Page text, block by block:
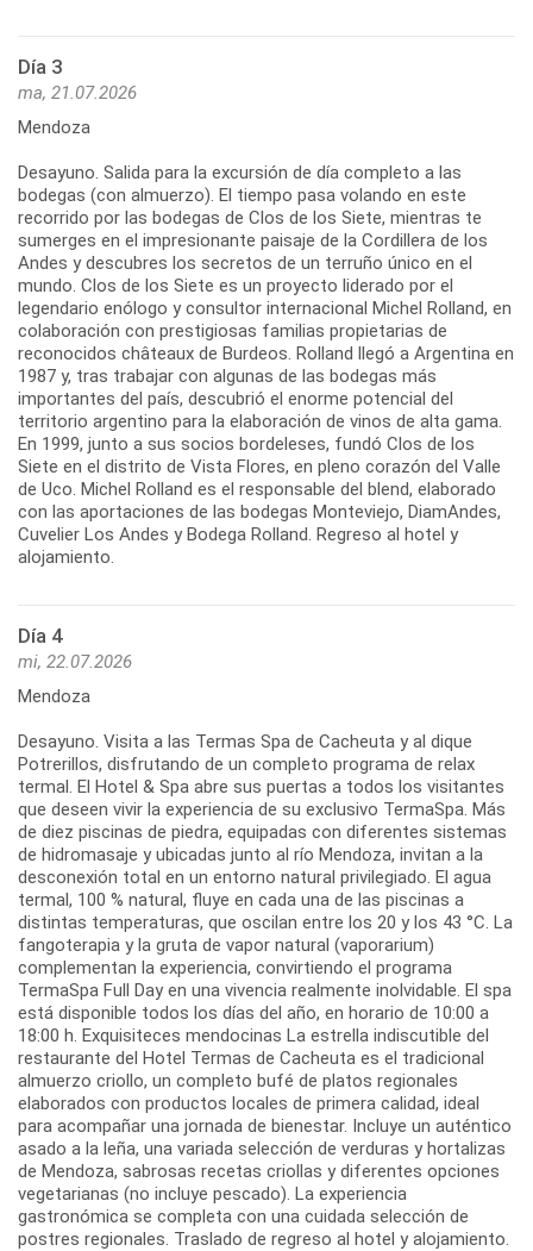
Día 3
ma, 21.07.2026
Mendoza
Desayuno. Salida para la excursión de día completo a las
bodegas (con almuerzo). El tiempo pasa volando en este
recorrido por las bodegas de Clos de los Siete, mientras te
sumerges en el impresionante paisaje de la Cordillera de los
Andes y descubres los secretos de un terruño único en el
mundo. Clos de los Siete es un proyecto liderado por el
legendario enólogo y consultor internacional Michel Rolland, en
colaboración con prestigiosas familias propietarias de
reconocidos châteaux de Burdeos. Rolland llegó a Argentina en
1987 y, tras trabajar con algunas de las bodegas más
importantes del país, descubrió el enorme potencial del
territorio argentino para la elaboración de vinos de alta gama.
En 1999, junto a sus socios bordeleses, fundó Clos de los
Siete en el distrito de Vista Flores, en pleno corazón del Valle
de Uco. Michel Rolland es el responsable del blend, elaborado
con las aportaciones de las bodegas Monteviejo, DiamAndes,
Cuvelier Los Andes y Bodega Rolland. Regreso al hotel y
alojamiento.
Día 4
mi, 22.07.2026
Mendoza
Desayuno. Visita a las Termas Spa de Cacheuta y al dique
Potrerillos, disfrutando de un completo programa de relax
termal. El Hotel & Spa abre sus puertas a todos los visitantes
que deseen vivir la experiencia de su exclusivo TermaSpa. Más
de diez piscinas de piedra, equipadas con diferentes sistemas
de hidromasaje y ubicadas junto al río Mendoza, invitan a la
desconexión total en un entorno natural privilegiado. El agua
termal, 100 % natural, fluye en cada una de las piscinas a
distintas temperaturas, que oscilan entre los 20 y los 43 °C. La
fangoterapia y la gruta de vapor natural (vaporarium)
complementan la experiencia, convirtiendo el programa
TermaSpa Full Day en una vivencia realmente inolvidable. El spa
está disponible todos los días del año, en horario de 10:00 a
18:00 h. Exquisiteces mendocinas La estrella indiscutible del
restaurante del Hotel Termas de Cacheuta es el tradicional
almuerzo criollo, un completo bufé de platos regionales
elaborados con productos locales de primera calidad, ideal
para acompañar una jornada de bienestar. Incluye un auténtico
asado a la leña, una variada selección de verduras y hortalizas
de Mendoza, sabrosas recetas criollas y diferentes opciones
vegetarianas (no incluye pescado). La experiencia
gastronómica se completa con una cuidada selección de
postres regionales. Traslado de regreso al hotel y alojamiento.